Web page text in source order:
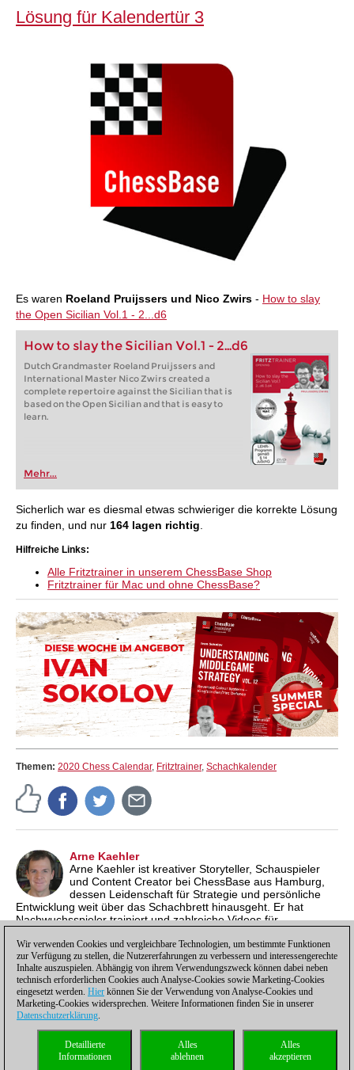
Lösung für Kalendertür 3
Es waren Roeland Pruijssers und Nico Zwirs - How to slay
the Open Sicilian Vol.1 - 2...d6
How to slay the Sicilian Vol.1 - 2...d6
Dutch Grandmaster Roeland Pruijssers and
International Master Nico Zwirs created a
complete repertoire against the Sicilian that is
based on the Open Sicilian and that is easy to
learn.
Mehr...
Sicherlich war es diesmal etwas schwieriger die korrekte Lösung
zu finden, und nur 164 lagen richtig
Hilfreiche Links:
Alle Fritztrainer in unserem ChessBase Shop
Fritztrainer für Mac und ohne ChessBase?
Themen: 2020 Chess Calendar, Fritztrainer, Schachkalender
Arne Kaehler
Arne Kaehler ist kreativer Storyteller, Schauspieler
und Content Creator bei ChessBase aus Hamburg,
dessen Leidenschaft für Strategie und persönliche
Entwicklung weit über das Schachbrett hinausgeht. Er hat
Nachwuchsspieler trainiert und zahlreiche Videos für
Anspruch, Schach verständlich, unterhaltsam und inspirierend
zu vermitteln.
Datenschutzhinweis| Kontakt| |Lizenzen
Compliance Hotline|
Wir verwenden Cookies und vergleichbare Technologien, um bestimmte Funktionen
zur Verfügung zu stellen, die Nutzererfahrungen zu verbessern und interessengerechte
Inhalte auszuspielen. Abhängig von ihrem Verwendungszweck können dabei neben
technisch erforderlichen Cookies auch Analyse-Cookies sowie Marketing-Cookies
eingesetzt werden. Hier können Sie der Verwendung von Analyse-Cookies und
Marketing-Cookies widersprechen. Weitere Informationen finden Sie in unserer
Datenschutzerklärung.
Alles
akzeptieren
Alles
ablehnen
Detaillierte
Informationen